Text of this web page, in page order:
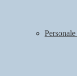
Personale